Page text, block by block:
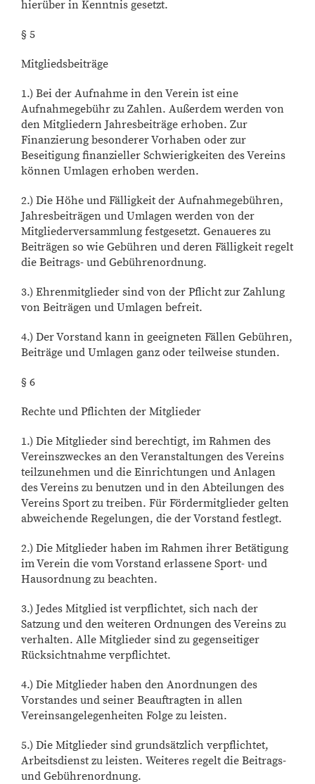
hierüber in Kenntnis gesetzt.
§ 5
Mitgliedsbeiträge
1.) Bei der Aufnahme in den Verein ist eine
Aufnahmegebühr zu Zahlen. Außerdem werden von
den Mitgliedern Jahresbeiträge erhoben. Zur
Finanzierung besonderer Vorhaben oder zur
Beseitigung finanzieller Schwierigkeiten des Vereins
können Umlagen erhoben werden.
2.) Die Höhe und Fälligkeit der Aufnahmegebühren,
Jahresbeiträgen und Umlagen werden von der
Mitgliederversammlung festgesetzt. Genaueres zu
Beiträgen so wie Gebühren und deren Fälligkeit regelt
die Beitrags- und Gebührenordnung.
3.) Ehrenmitglieder sind von der Pflicht zur Zahlung
von Beiträgen und Umlagen befreit.
4.) Der Vorstand kann in geeigneten Fällen Gebühren,
Beiträge und Umlagen ganz oder teilweise stunden.
§ 6
Rechte und Pflichten der Mitglieder
1.) Die Mitglieder sind berechtigt, im Rahmen des
Vereinszweckes an den Veranstaltungen des Vereins
teilzunehmen und die Einrichtungen und Anlagen
des Vereins zu benutzen und in den Abteilungen des
Vereins Sport zu treiben. Für Fördermitglieder gelten
abweichende Regelungen, die der Vorstand festlegt.
2.) Die Mitglieder haben im Rahmen ihrer Betätigung
im Verein die vom Vorstand erlassene Sport- und
Hausordnung zu beachten.
3.) Jedes Mitglied ist verpflichtet, sich nach der
Satzung und den weiteren Ordnungen des Vereins zu
verhalten. Alle Mitglieder sind zu gegenseitiger
Rücksichtnahme verpflichtet.
4.) Die Mitglieder haben den Anordnungen des
Vorstandes und seiner Beauftragten in allen
Vereinsangelegenheiten Folge zu leisten.
5.) Die Mitglieder sind grundsätzlich verpflichtet,
Arbeitsdienst zu leisten. Weiteres regelt die Beitrags-
und Gebührenordnung.